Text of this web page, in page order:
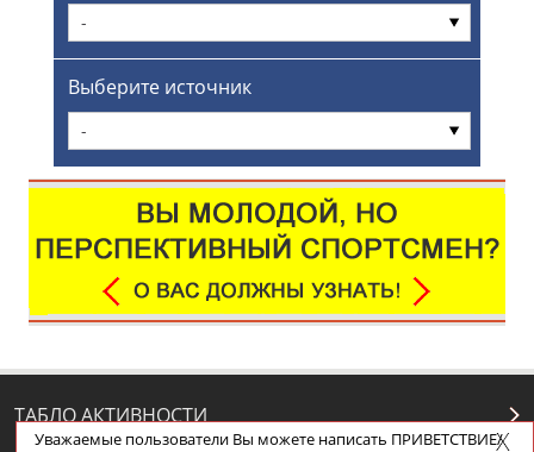
-
Выберите источник
-
ТАБЛО АКТИВНОСТИ
Уважаемые пользователи Вы можете написать ПРИВЕТСТВИЕ/